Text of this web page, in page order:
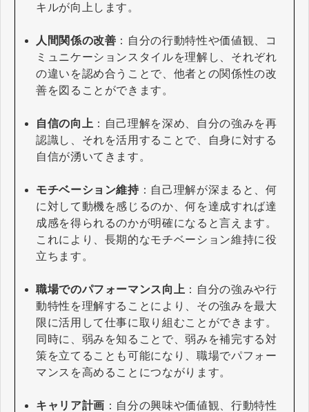
キルが向上します。
人間関係の改善 ：自分の行動特性や価値観、コ
ミュニケーションスタイルを理解し、それぞれ
の違いを認め合うことで、他者との関係性の改
善を図ることができます。
自信の向上 ：自己理解を深め、自分の強みを再
認識し、それを活用することで、自身に対する
自信が湧いてきます。
モチベーション維持：自己理解が深まると、何
に対して動機を感じるのか、何を達成すれば達
成感を得られるのかが明確になると言えます。
これにより、長期的なモチベーション維持に役
立ちます。
職場でのパフォーマンス向上 ：自分の強みや行
動特性を理解することにより、その強みを最大
限に活用して仕事に取り組むことができます。
同時に、弱みを知ることで、弱みを補完する対
策を立てることも可能になり、職場でパフォー
マンスを高めることにつながります。
キャリア計画 ：自分の興味や価値観、行動特性